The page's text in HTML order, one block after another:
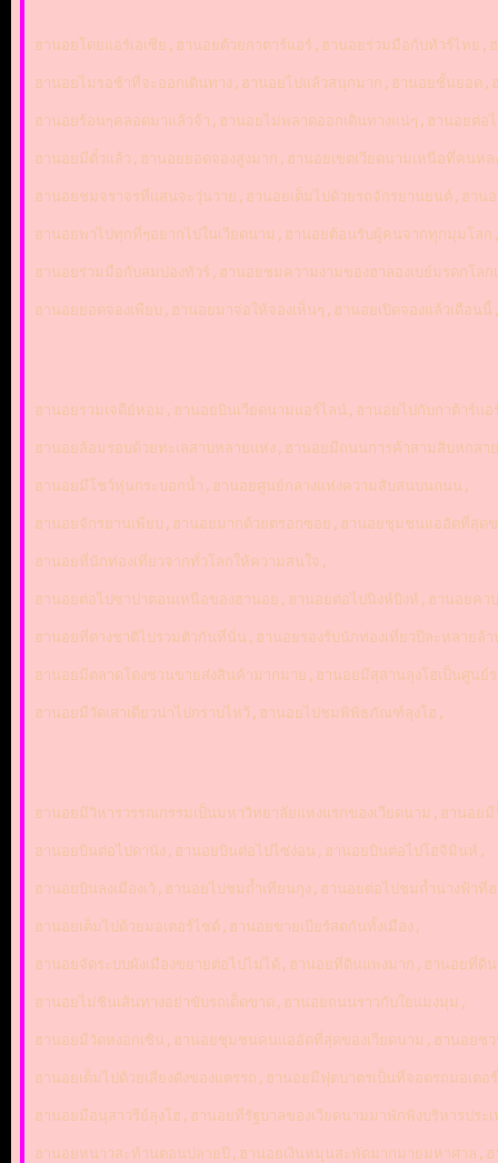
ฮานอยโดยแอร์เอเซีย,ฮานอยด้วยกาตาร์แอร์,ฮานอยร่วมมือกับทัวร์ไทย
ฮานอยไมรอช้าที่จะออกเดินทาง,ฮานอยไปแล้วสนุกมาก,ฮานอยชั้นยอด
ฮานอยร้อนๆคลอดมาแล้วจ้า,ฮานอยไม่พลาดออกเดินทางแน่ๆ,ฮานอยต่
ฮานอยมีตั๋วแล้ว,ฮานอยยอดจองสูงมาก,ฮานอยเขตเวียดนามเหนือที่คน
ฮานอยชมจราจรที่แสนจะวุ่นวาย,ฮานอยเต็มไปด้วยรถจักรยานยนต์,ฮาน
ฮานอยพาไปทุกที่ๆอยากไปในเวียดนาม,ฮานอยต้อนรับผู้คนจากทุกมุมโ
ฮานอยร่วมมือกับสมปองทัวร์,ฮานอยชมความงามของฮาลองเบย์มรดกโล
ฮานอยยอดจองเพียบ,ฮานอยมาจ่อให้จองเห็นๆ,ฮานอยเปิดจองแล้วเดือ
ฮานอยรวมเจดีย์หอม,ฮานอยบินเวียดนามแอร์ไลน์,ฮานอยไปกับกาต้าร์แ
ฮานอยล้อมรอบด้วยทะเลสาบหลายแห่ง,ฮานอยมีถนนการค้าสามสิบหกส
ฮานอยมีโชว์หุ่นกระบอกน้ำ,ฮานอยศูนย์กลางแห่งความสับสนบนถนน,
ฮานอยจักรยานเพียบ,ฮานอยมากด้วยตรอกซอย,ฮานอยชุมชนแออัดที่สุด
ฮานอยที่นักท่องเที่ยวจากทั่วโลกให้ความสนใจ,
ฮานอยต่อไปซาปาตอนเหนือของฮานอย,ฮานอยต่อไปนิงห์บิงห์,ฮานอยคว
ฮานอยที่ต่างชาติไปรวมตัวกันที่นั่น,ฮานอยรองรับนักท่องเที่ยวปีละหลายล้
ฮานอยมีตลาดโดงชวนขายส่งสินค้ามากมาย,ฮานอยมีสุสานลุงโฮเป็นศูนย์
ฮานอยมีวัดเสาเดียวน่าไปกราบไหว้,ฮานอยไปชมพิพิธภัณฑ์ลุงโฮ,
ฮานอยมีวิหารวรรณกรรมเป็นมหาวิทยาลัยแห่งแรกของเวียดนาม,ฮานอย
ฮานอยบินต่อไปดานัง,ฮานอยบินต่อไปไซ่ง่อน,ฮานอยบินต่อไปโฮจิมินห์,
ฮานอยบินลงเมืองเว้,ฮานอยไปชมถ้ำเทียนกุง,ฮานอยต่อไปชมถ้ำนางฟ้า
ฮานอยเต็มไปด้วยมอเตอร์ไซด์,ฮานอยขายเบียร์สดกันทั้งเมือง,
ฮานอยจัดระบบผังเมืองขยายต่อไปไม่ได้,ฮานอยที่ดินแพงมาก,ฮานอยที่ดิ
ฮานอยไม่ชินเส้นทางอย่าขับรถเด็ดขาด,ฮานอยถนนราวกับใยแมงมุม,
ฮานอยมีวัดหงอกเซิน,ฮานอยชุมชนคนแออัดที่สุดของเวียดนาม,ฮานอยช
ฮานอยเต็มไปด้วยเสียงดังของแตรรถ,ฮานอยมีฟุตบาตรเป็นที่จอดรถมอเ
ฮานอยมีอนุสาวรีย์ลุงโฮ,ฮานอยที่รัฐบาลของเวียดนามมาพักพิงบริหารประ
ฮานอยหนาวสะท้านตอนปลายปี,ฮานอยเงินหมุนสะพัดมากมายมหาศาล,